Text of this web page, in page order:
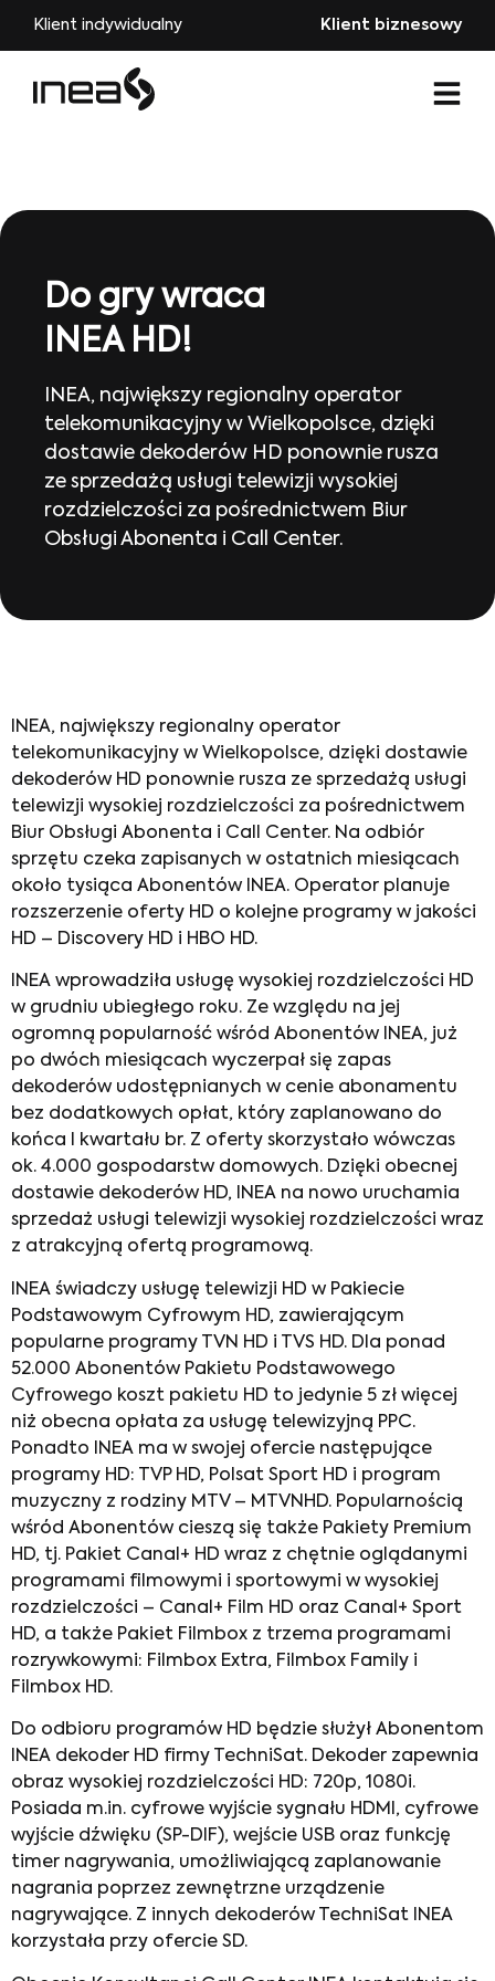
Klient indywidualny Klient biznesowy
Do gry wraca
INEA HD!
INEA, największy regionalny operator
telekomunikacyjny w Wielkopolsce, dzięki
dostawie dekoderów HD ponownie rusza
ze sprzedażą usługi telewizji wysokiej
rozdzielczości za pośrednictwem Biur
Obsługi Abonenta i Call Center.
INEA, największy regionalny operator
telekomunikacyjny w Wielkopolsce, dzięki dostawie
dekoderów HD ponownie rusza ze sprzedażą usługi
telewizji wysokiej rozdzielczości za pośrednictwem
Biur Obsługi Abonenta i Call Center. Na odbiór
sprzętu czeka zapisanych w ostatnich miesiącach
około tysiąca Abonentów INEA. Operator planuje
rozszerzenie oferty HD o kolejne programy w jakości
HD – Discovery HD i HBO HD.
INEA wprowadziła usługę wysokiej rozdzielczości HD
w grudniu ubiegłego roku. Ze względu na jej
ogromną popularność wśród Abonentów INEA, już
po dwóch miesiącach wyczerpał się zapas
dekoderów udostępnianych w cenie abonamentu
bez dodatkowych opłat, który zaplanowano do
końca I kwartału br. Z oferty skorzystało wówczas
ok. 4.000 gospodarstw domowych. Dzięki obecnej
dostawie dekoderów HD, INEA na nowo uruchamia
sprzedaż usługi telewizji wysokiej rozdzielczości wraz
z atrakcyjną ofertą programową.
INEA świadczy usługę telewizji HD w Pakiecie
Podstawowym Cyfrowym HD, zawierającym
popularne programy TVN HD i TVS HD. Dla ponad
52.000 Abonentów Pakietu Podstawowego
Cyfrowego koszt pakietu HD to jedynie 5 zł więcej
niż obecna opłata za usługę telewizyjną PPC.
Ponadto INEA ma w swojej ofercie następujące
programy HD: TVP HD, Polsat Sport HD i program
muzyczny z rodziny MTV – MTVNHD. Popularnością
wśród Abonentów cieszą się także Pakiety Premium
HD, tj. Pakiet Canal+ HD wraz z chętnie oglądanymi
programami filmowymi i sportowymi w wysokiej
rozdzielczości – Canal+ Film HD oraz Canal+ Sport
HD, a także Pakiet Filmbox z trzema programami
rozrywkowymi: Filmbox Extra, Filmbox Family i
Filmbox HD.
Do odbioru programów HD będzie służył Abonentom
INEA dekoder HD firmy TechniSat. Dekoder zapewnia
obraz wysokiej rozdzielczości HD: 720p, 1080i.
Posiada m.in. cyfrowe wyjście sygnału HDMI, cyfrowe
wyjście dźwięku (SP-DIF), wejście USB oraz funkcję
timer nagrywania, umożliwiającą zaplanowanie
nagrania poprzez zewnętrzne urządzenie
nagrywające. Z innych dekoderów TechniSat INEA
korzystała przy ofercie SD.